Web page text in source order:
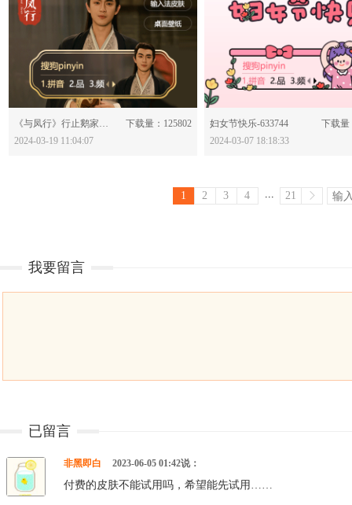
分享：
《与凤行》行止鹅家皮肤-633829
下载量：125802
2024-03-19 11:04:07
分享：
妇女节快乐-633744
下载量
2024-03-07 18:18:33
1 2 3 4 ... 21
我要留言
已留言
非黑即白 2023-06-05 01:42说：
付费的皮肤不能试用吗，希望能先试用……